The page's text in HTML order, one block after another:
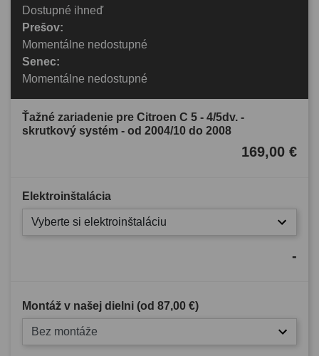
Dostupné ihneď
Prešov:
Momentálne nedostupné
Senec:
Momentálne nedostupné
Ťažné zariadenie pre Citroen C 5 - 4/5dv. -
skrutkový systém - od 2004/10 do 2008
169,00 €
Elektroinštalácia
Vyberte si elektroinštaláciu
-
Montáž v našej dielni (od 87,00 €)
Bez montáže